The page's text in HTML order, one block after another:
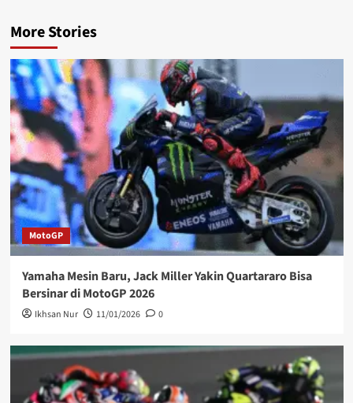
More Stories
MotoGP
Yamaha Mesin Baru, Jack Miller Yakin Quartararo Bisa
Bersinar di MotoGP 2026
Ikhsan Nur 11/01/2026 0